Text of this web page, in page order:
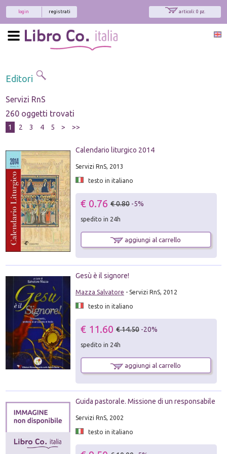
articoli: 0 pz.
registrati
login
Editori
Servizi RnS
260 oggetti trovati
1 2 3 4 5 > >>
Calendario liturgico 2014
Servizi RnS, 2013
testo in italiano
€ 0.76 € 0.80 -5%
spedito in 24h
aggiungi al carrello
Gesù è il signore!
Mazza Salvatore - Servizi RnS, 2012
testo in italiano
€ 11.60 € 14.50 -20%
spedito in 24h
aggiungi al carrello
Guida pastorale. Missione di un responsabile
Servizi RnS, 2002
testo in italiano